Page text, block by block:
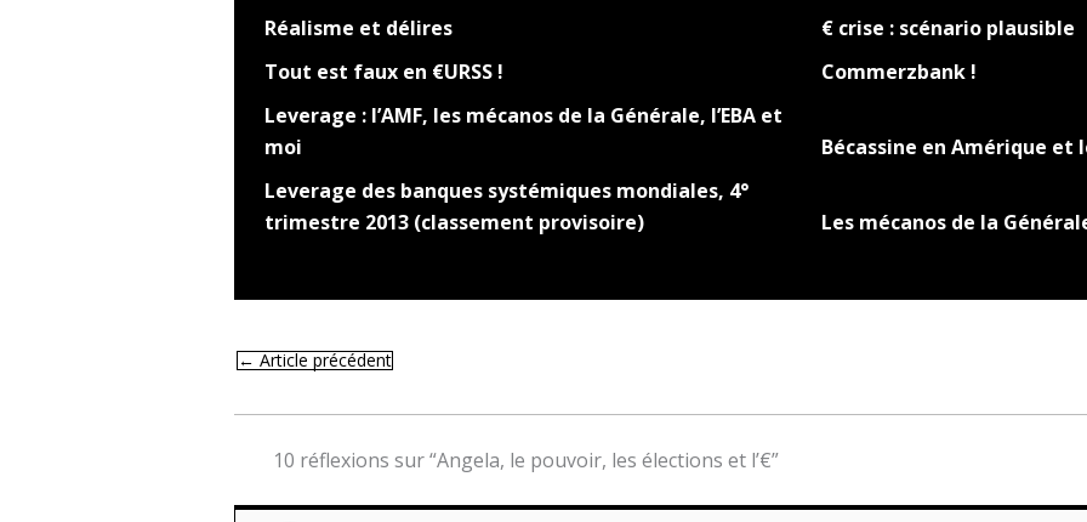
Réalisme et délires
€ crise : scénario plausible
Tout est faux en €URSS !
Commerzbank !
Leverage : l’AMF, les mécanos de la Générale, l’EBA et
moi
Bécassine en Amérique et
Leverage des banques systémiques mondiales, 4°
trimestre 2013 (classement provisoire)
Les mécanos de la
← Article précédent
10 réflexions sur “Angela, le pouvoir, les élections et l’€”